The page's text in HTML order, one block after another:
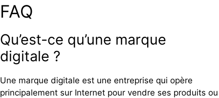
FAQ
Qu’est-ce qu’une marque
digitale ?
Une marque digitale est une entreprise qui opère
principalement sur Internet pour vendre ses produits ou